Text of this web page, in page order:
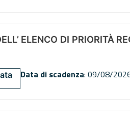
ELENCO DI PRIORITÀ
Data di scadenza: 09/08/